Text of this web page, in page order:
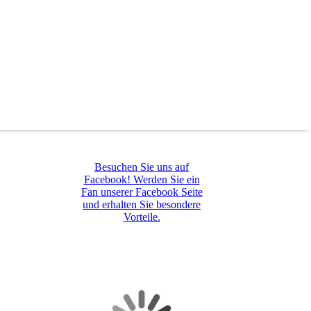
Besuchen Sie uns auf
Facebook! Werden Sie ein
Fan unserer Facebook Seite
und erhalten Sie besondere
Vorteile.